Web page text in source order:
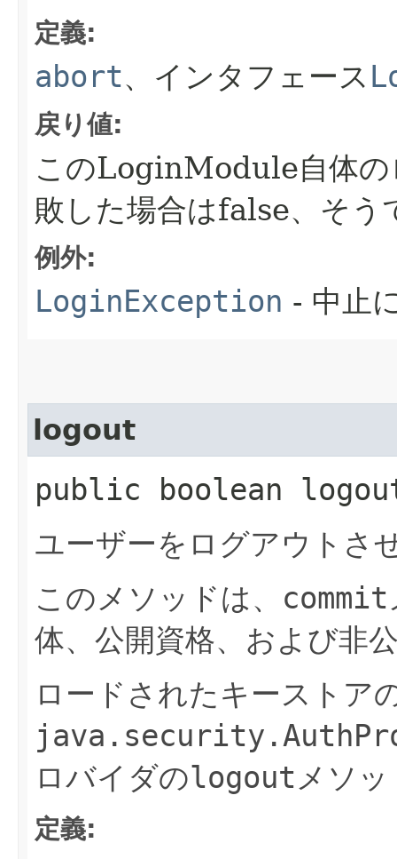
定義:
abort、インタフェース
戻り値:
このLoginModule自体の
敗した場合はfalse、そ
例外:
LoginException - 中止
logout
public boolean
ユーザーをログアウトさ
このメソッドは、 commit
体、公開資格、および非
ロードされたキーストア
ロバイダのlogout メソ
定義: